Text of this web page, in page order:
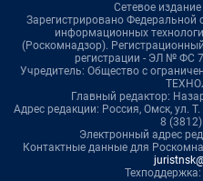
Сетевое издание
Зарегистрировано Федеральной
информационных
(Роскомнадзор).
регистрации - ЭЛ № ФС
Учредитель: Общество с
Главный редактор:
Адрес редакции: Россия, Омск, ул.
8
Электронный адрес
Контактные данные для
Техподдержка: